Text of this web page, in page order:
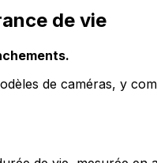
de vie
de caméras, y